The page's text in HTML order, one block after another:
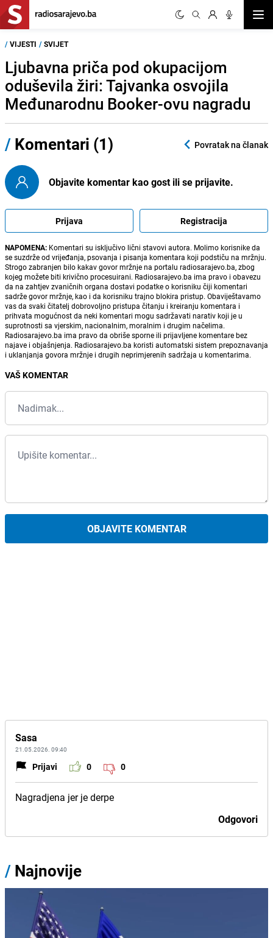
/ VIJESTI / SVIJET
Ljubavna priča pod okupacijom
oduševila žiri: Tajvanka osvojila
Međunarodnu Booker-ovu nagradu
/ Komentari (1) Povratak na članak
Objavite komentar kao gost ili se prijavite.
Prijava Registracija
NAPOMENA: Komentari su isključivo lični stavovi autora. Molimo korisnike da
se suzdrže od vrijeđanja, psovanja i pisanja komentara koji podstiču na mržnju.
Strogo zabranjen bilo kakav govor mržnje na portalu radiosarajevo.ba, zbog
kojeg možete biti krivično procesuirani. Radiosarajevo.ba ima pravo i obavezu
da na zahtjev zvaničnih organa dostavi podatke o korisniku čiji komentari
sadrže govor mržnje, kao i da korisniku trajno blokira pristup. Obaviještavamo
vas da svaki čitatelj dobrovoljno pristupa čitanju i kreiranju komentara i
prihvata mogućnost da neki komentari mogu sadržavati narativ koji je u
suprotnosti sa vjerskim, nacionalnim, moralnim i drugim načelima.
Radiosarajevo.ba ima pravo da obriše sporne ili prijavljene komentare bez
najave i objašnjenja. Radiosarajevo.ba koristi automatski sistem prepoznavanja
i uklanjanja govora mržnje i drugih neprimjerenih sadržaja u komentarima.
VAŠ KOMENTAR
OBJAVITE KOMENTAR
Sasa
21.05.2026. 09:40
Prijavi 0 0
Nagradjena jer je derpe
Odgovori
/ Najnovije